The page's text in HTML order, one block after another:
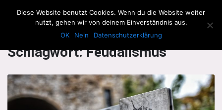
The Howling Men
Schlagwort:Feudalismus
Diese Website benutzt Cookies. Wenn du die Website weiter
nutzt, gehen wir von deinem Einverständnis aus.
OK
Nein Datenschutzerklärung